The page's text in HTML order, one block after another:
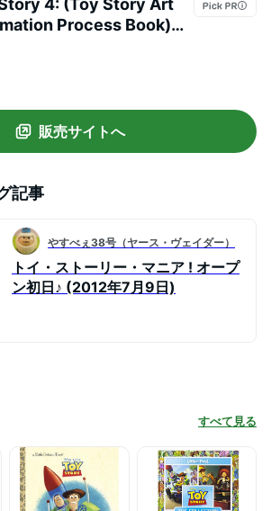
4: (Toy Story Art
Process Book)
Books)
販売サイトへ
記事
やすべぇ38号（ヤース・ヴェイダー）
トイ・ストーリー・マニア ! オープ
ン初日♪ (2012年7月9日)
すべて見る